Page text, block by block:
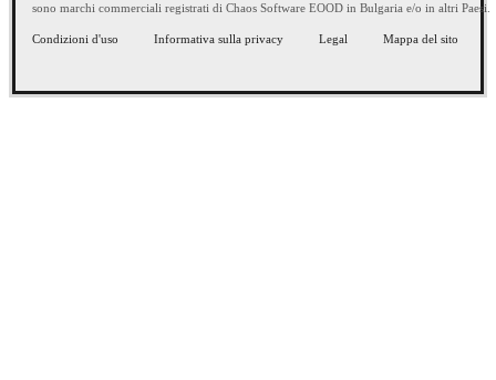
sono marchi commerciali registrati di Chaos Software EOOD in Bulgaria e/o in altri Paesi.
Condizioni d'uso Informativa sulla privacy Legal Mappa del sito